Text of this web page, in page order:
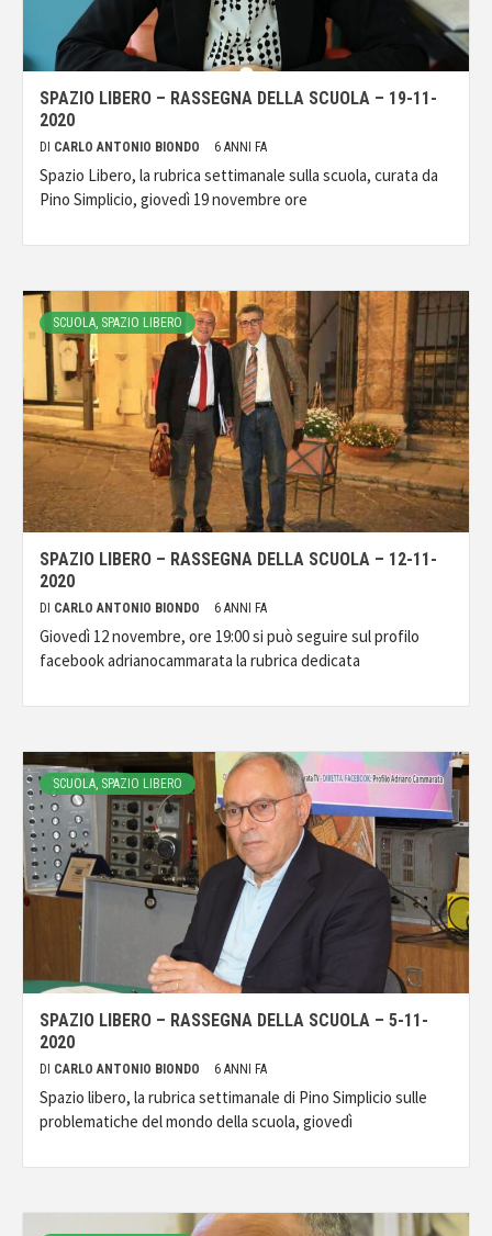
SPAZIO LIBERO – RASSEGNA DELLA SCUOLA – 19-11-
2020
DI CARLO ANTONIO BIONDO 6 ANNI FA
Spazio Libero, la rubrica settimanale sulla scuola, curata da
Pino Simplicio, giovedì 19 novembre ore
SCUOLA, SPAZIO LIBERO
SPAZIO LIBERO – RASSEGNA DELLA SCUOLA – 12-11-
2020
DI CARLO ANTONIO BIONDO 6 ANNI FA
Giovedì 12 novembre, ore 19:00 si può seguire sul profilo
facebook adrianocammarata la rubrica dedicata
SCUOLA, SPAZIO LIBERO
SPAZIO LIBERO – RASSEGNA DELLA SCUOLA – 5-11-
2020
DI CARLO ANTONIO BIONDO 6 ANNI FA
Spazio libero, la rubrica settimanale di Pino Simplicio sulle
problematiche del mondo della scuola, giovedì